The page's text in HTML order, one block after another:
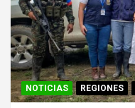
NOTICIAS REGIONES